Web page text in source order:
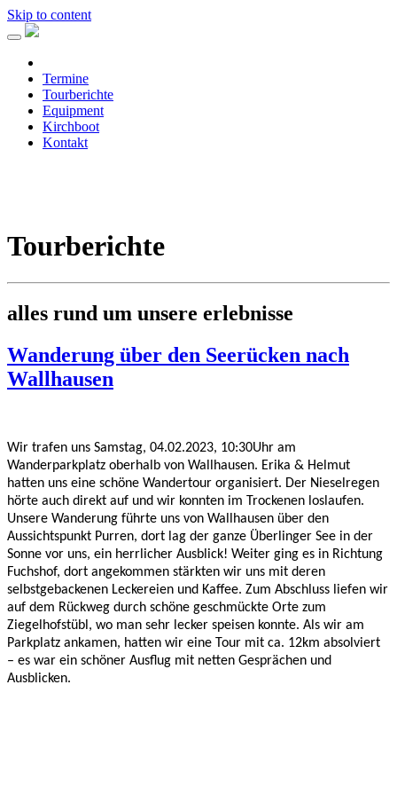
Skip to content
Termine
Tourberichte
Equipment
Kirchboot
Kontakt
Tourberichte
alles rund um unsere erlebnisse
Wanderung über den Seerücken nach
Wallhausen
Wir trafen uns Samstag, 04.02.2023, 10:30Uhr am
Wanderparkplatz oberhalb von Wallhausen. Erika & Helmut
hatten uns eine schöne Wandertour organisiert. Der Nieselregen
hörte auch direkt auf und wir konnten im Trockenen loslaufen.
Unsere Wanderung führte uns von Wallhausen über den
Aussichtspunkt Purren, dort lag der ganze Überlinger See in der
Sonne vor uns, ein herrlicher Ausblick! Weiter ging es in Richtung
Fuchshof, dort angekommen stärkten wir uns mit deren
selbstgebackenen Leckereien und Kaffee. Zum Abschluss liefen wir
auf dem Rückweg durch schöne geschmückte Orte zum
Ziegelhofstübl, wo man sehr lecker speisen konnte. Als wir am
Parkplatz ankamen, hatten wir eine Tour mit ca. 12km absolviert
– es war ein schöner Ausflug mit netten Gesprächen und
Ausblicken.